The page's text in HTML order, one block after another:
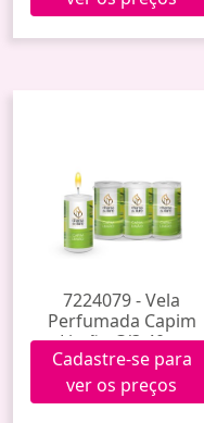
7224079 - Vela
Perfumada Capim
Limão C/3 40gr.
Cadastre-se para
ver os preços